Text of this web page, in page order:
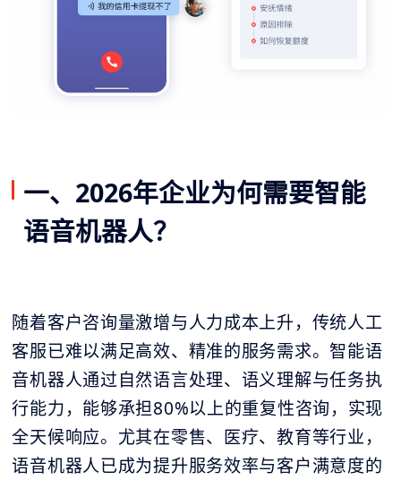
一、2026年企业为何需要智能
语音机器人？
随着客户咨询量激增与人力成本上升，传统人工
客服已难以满足高效、精准的服务需求。智能语
音机器人通过自然语言处理、语义理解与任务执
行能力，能够承担80%以上的重复性咨询，实现
全天候响应。尤其在零售、医疗、教育等行业，
语音机器人已成为提升服务效率与客户满意度的